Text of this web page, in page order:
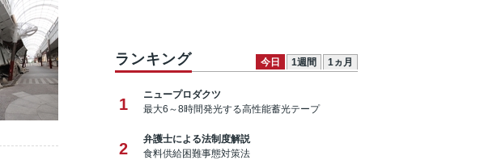
ランキング 今日 1週間 1ヵ月
1
ニュープロダクツ
最大6～8時間発光する高性能蓄光テープ
2
弁護士による法制度解説
食料供給困難事態対策法